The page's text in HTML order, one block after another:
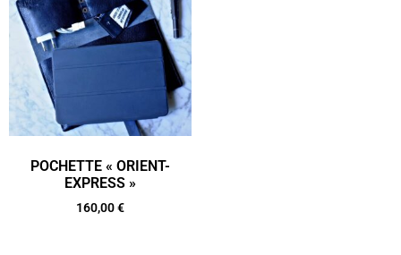
POCHETTE « ORIENT-
EXPRESS »
160,00€